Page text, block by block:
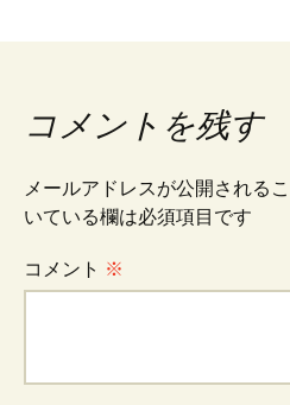
コメントを残す
メールアドレスが公開される
いている欄は必須項目です
コメント ※